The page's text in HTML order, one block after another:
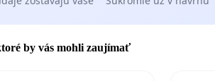
by vás mohli zaujímať